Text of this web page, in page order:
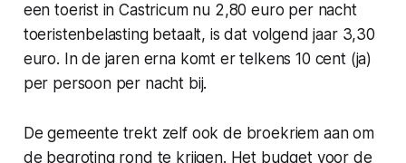
een toerist in Castricum nu 2,80 euro per nacht
toeristenbelasting betaalt, is dat volgend jaar 3,30
euro. In de jaren erna komt er telkens 10 cent (ja)
per persoon per nacht bij.
De gemeente trekt zelf ook de broekriem aan om
de begroting rond te krijgen. Het budget voor de